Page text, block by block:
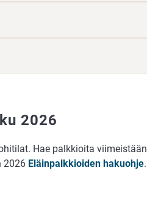
2026
Hae ­palk­ki­oi­ta viimeistään
2026 Eläinpalkkioiden hakuohje.